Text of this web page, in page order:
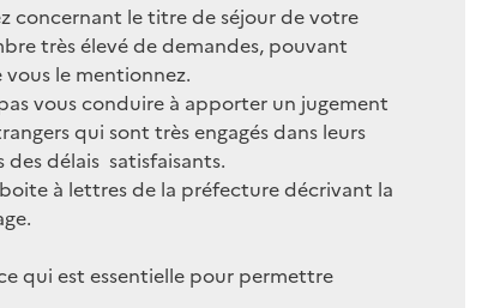
concernant le titre de séjour de votre
très élevé de demandes, pouvant
le mentionnez.
vous conduire à apporter un jugement
qui sont très engagés dans leurs
délais satisfaisants.
à lettres de la préfecture décrivant la
qui est essentielle pour permettre